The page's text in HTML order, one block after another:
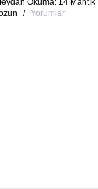
Okuma: 14
/ Yorumlar